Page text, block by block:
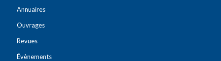
Annuaires
Ouvrages
Revues
Évènements